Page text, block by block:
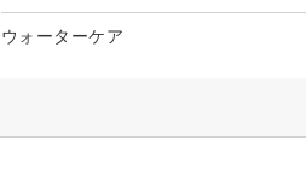
ウォーターケア